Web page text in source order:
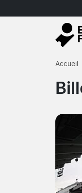
Accueil